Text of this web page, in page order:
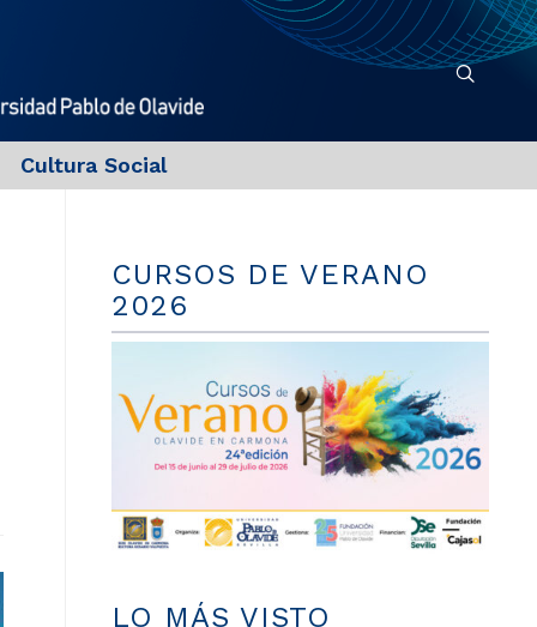
Cultura Social
CURSOS DE VERANO
2026
LO MÁS VISTO